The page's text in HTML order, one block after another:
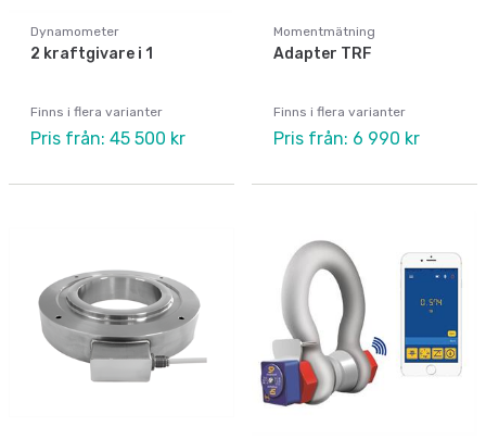
Dynamometer
2 kraftgivare i 1
Finns i flera varianter
Pris från: 45 500 kr
Momentmätning
Adapter TRF
Finns i flera varianter
Pris från: 6 990 kr